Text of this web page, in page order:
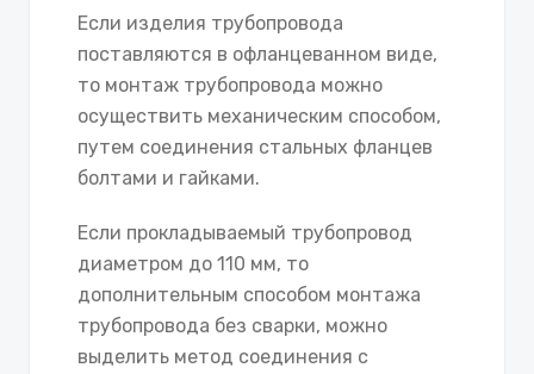
Если изделия трубопровода
поставляются в офланцеванном виде,
то монтаж трубопровода можно
осуществить механическим способом,
путем соединения стальных фланцев
болтами и гайками.
Если прокладываемый трубопровод
диаметром до 110 мм, то
дополнительным способом монтажа
трубопровода без сварки, можно
выделить метод соединения с